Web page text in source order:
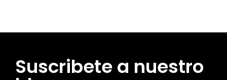
Suscribete a nuestro